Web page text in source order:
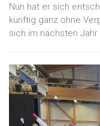
Nun hat er sich
künftig ganz ohne
sich im nächsten